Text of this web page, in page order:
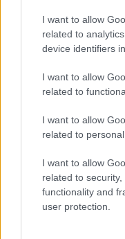
I want to allow
related to
device identifiers
I want to allow
related to
I want to allow
related to
I want to allow
related to
functionality and
user protection.
Fiumicino, squalo
UFFICIALE: il Lazio
nuovo decreto